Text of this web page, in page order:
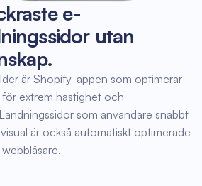
e-
utan
är Shopify-appen som optimerar
extrem hastighet och
som användare snabbt
är också automatiskt optimerade